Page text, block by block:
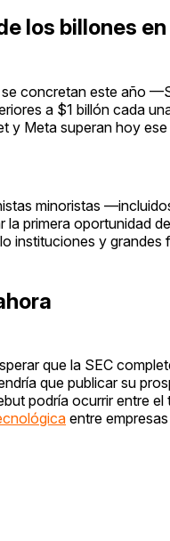
los billones
concretan este año
a $1 billón cada
y Meta superan hoy ese
minoristas
la primera oportunidad
instituciones y grandes
que la SEC
que publicar su
podría ocurrir entre
entre